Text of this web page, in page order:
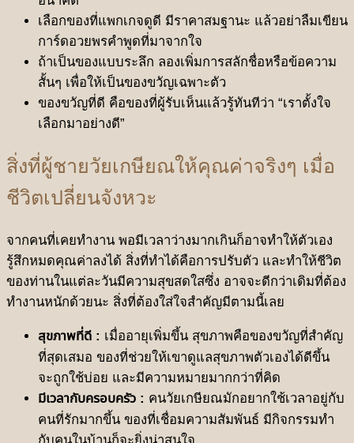
เลือกของที่แพกเกจดูดี มีราคาสมฐานะ แล้วอย่าลืมเขียน
การ์ดอวยพรคำพูดที่มาจากใจ
ถ้าเป็นของแบบระลึก ลองเพิ่มการสลักชื่อหรือข้อความ
สั้นๆ เพื่อให้เป็นของขวัญเฉพาะตัว
ของขวัญที่ดี คือของที่ผู้รับเห็นแล้วรู้ทันทีว่า “เราตั้งใจ
เลือกมาอย่างดี”
สิ่งที่ผู้ชายวัยเกษียณให้คุณค่าจริงๆ เมื่อ
ชีวิตเปลี่ยนจังหวะ
จากคนที่เคยทำงาน พอมีเวลาว่างมากเกินก็อาจทำให้ตัวเอง
รู้สึกหมดคุณค่าลงได้ สิ่งที่ทำได้คือการปรับตัว และทำให้ชีวิต
ของท่านในแต่ละวันมีความสุขสดใสซึ่ง อาจจะดีกว่าเดิมที่ต้อง
ทำงานหนักด้วยนะ สิ่งที่ต้องใส่ใจสำคัญมีตามนี้เลย
สุขภาพที่ดี : เมื่ออายุเพิ่มขึ้น สุขภาพคือของขวัญที่สำคัญ
ที่สุดเสมอ ของที่ช่วยให้เขาดูแลสุขภาพตัวเองได้ดีขึ้น
จะถูกใช้บ่อย และมีความหมายมากกว่าที่คิด
มีเวลากับครอบครัว : คนวัยเกษียณมักอยากใช้เวลาอยู่กับ
คนที่รักมากขึ้น ของที่เชื่อมความสัมพันธ์ มีกิจกรรมทำ
กับคนในบ้านก็จะยิ่งน่าสนใจ